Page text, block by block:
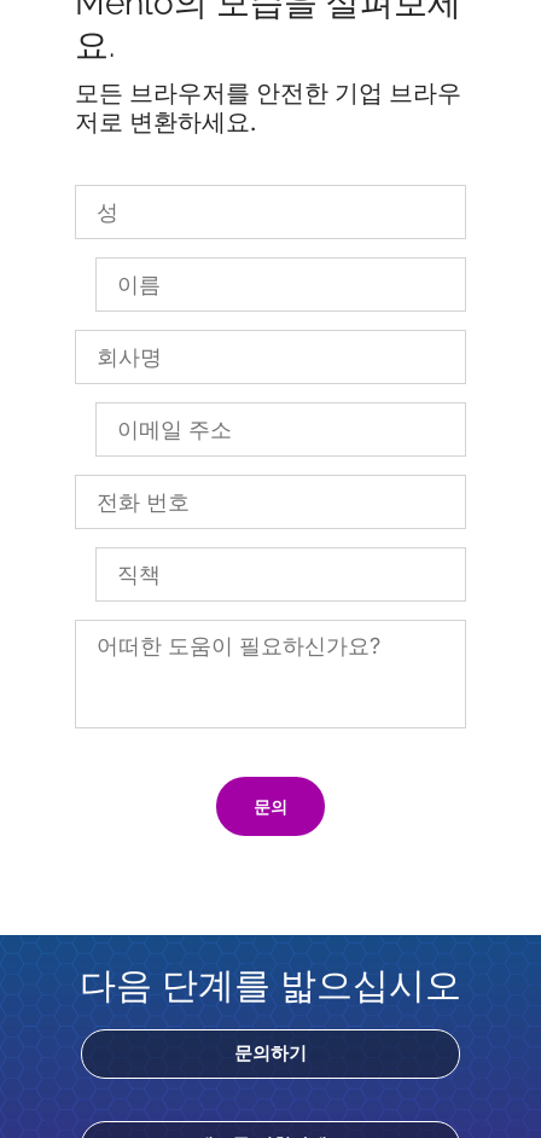
요.
모든 브라우저를 안전한 기업 브라우
저로 변환하세요.
문의
다음 단계를 밟으십시오
문의하기